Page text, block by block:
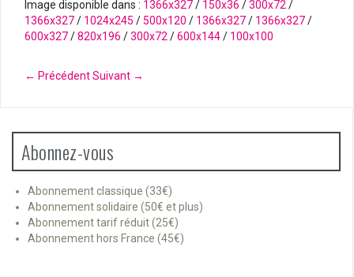
Image disponible dans : 1366x327/ 150x36 /300x72/
1366x327/ 1024x245 /500x120 / 1366x327/ 1366x327/
600x327/820x196 /300x72/600x144/ 100x100
← PrécédentSuivant →
Abonnez-vous
Abonnement classique (33€)
Abonnement solidaire (50€ et plus)
Abonnement tarif réduit (25€)
Abonnement hors France (45€)